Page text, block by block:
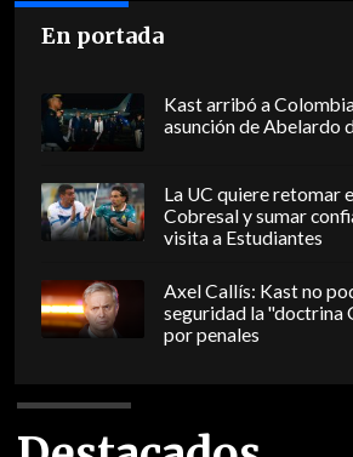
En portada
Kast arribó a
asunción de Abelardo
La UC quiere retomar
Cobresal y sumar
visita a Estudiantes
Axel Callís: Kast no
seguridad la "doctrina
por penales